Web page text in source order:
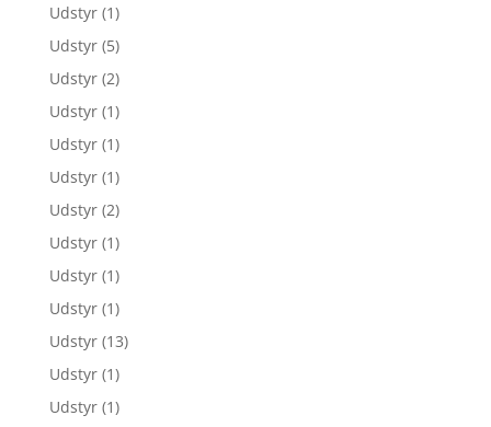
Udstyr (1)
Udstyr (5)
Udstyr (2)
Udstyr (1)
Udstyr (1)
Udstyr (1)
Udstyr (2)
Udstyr (1)
Udstyr (1)
Udstyr (1)
Udstyr (13)
Udstyr (1)
Udstyr (1)